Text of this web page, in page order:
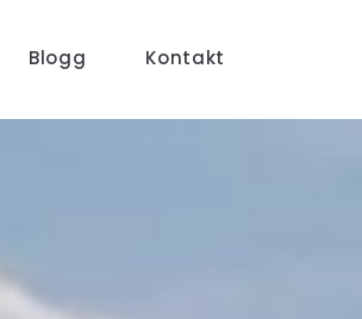
Blogg Kontakt